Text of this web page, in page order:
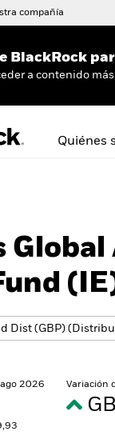
compañía
BlackRock
a contenido
Quiénes
Global
2026 Variación